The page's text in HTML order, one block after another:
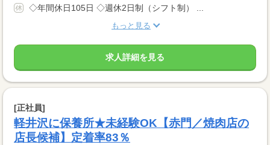
◇年間休日105日 ◇週休2日制（シフト制） ...
もっと見る
求人詳細を見る
[正社員]
軽井沢に保養所★未経験OK【赤門／焼肉店の
店長候補】定着率83％